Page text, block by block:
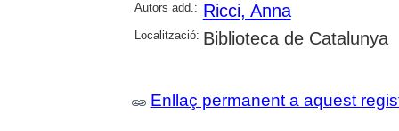
Autors add.: Ricci, Anna
Localització: Biblioteca de Catalunya
Enllaç permanent a aquest